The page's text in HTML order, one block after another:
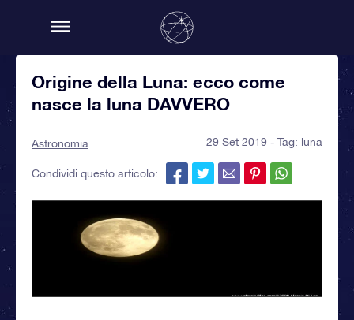
Origine della Luna: ecco come
nasce la luna DAVVERO
Astronomia 29 Set 2019 - Tag: luna
Condividi questo articolo: